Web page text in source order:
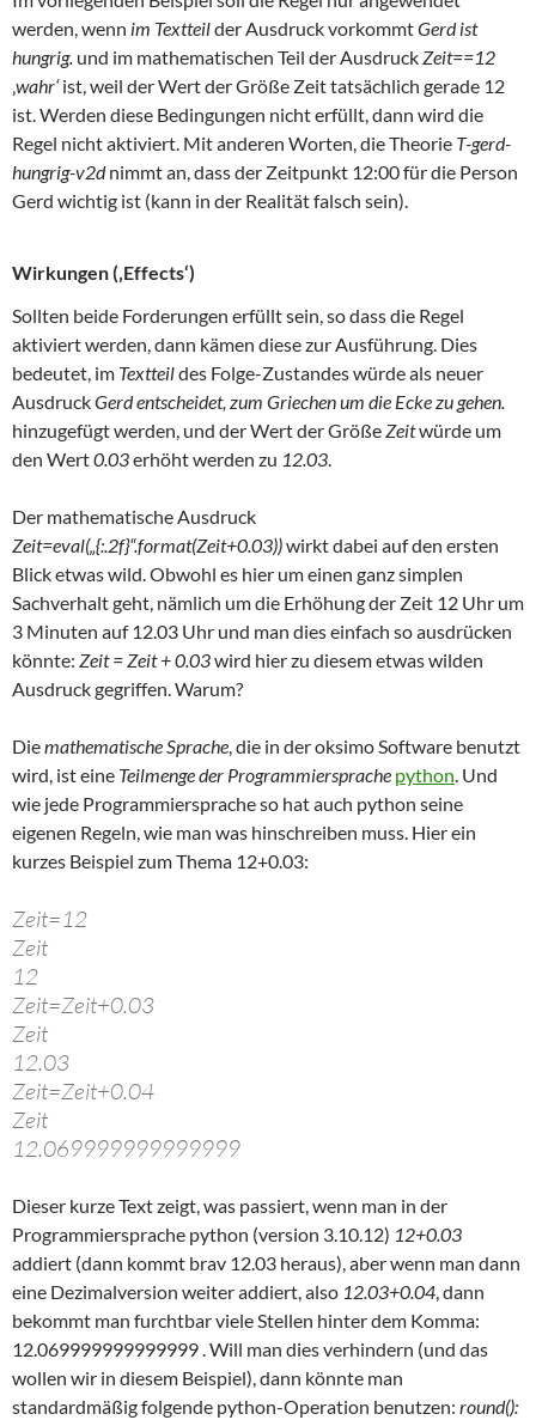
werden, wenn im Textteilder Ausdruck vorkommtGerd ist
hungrig. und im mathematischen Teil der AusdruckZeit==12
‚wahr‘ist, weil der Wert der Größe Zeit tatsächlich gerade 12
ist. Werden diese Bedingungen nicht erfüllt, dann wird die
Regel nicht aktiviert. Mit anderen Worten, die Theorie T-gerd-
hungrig-v2dnimmt an, dass der Zeitpunkt 12:00 für die Person
Gerd wichtig ist (kann in der Realität falsch sein).
Wirkungen (‚Effects‘)
Sollten beide Forderungen erfüllt sein, so dass die Regel
aktiviert werden, dann kämen diese zur Ausführung. Dies
bedeutet, im Textteildes Folge-Zustandes würde als neuer
AusdruckGerd entscheidet, zum Griechen um die Ecke zu gehen.
hinzugefügt werden, und der Wert der GrößeZeitwürde um
den Wert0.03erhöht werden zu 12.03.
Der mathematische Ausdruck
Zeit=eval(„{:.2f}“.format(Zeit+0.03))wirkt dabei auf den ersten
Blick etwas wild. Obwohl es hier um einen ganz simplen
Sachverhalt geht, nämlich um die Erhöhung der Zeit 12 Uhr um
3 Minuten auf 12.03 Uhr und man dies einfach so ausdrücken
könnte: Zeit = Zeit + 0.03wird hier zu diesem etwas wilden
Ausdruck gegriffen. Warum?
Diemathematische Sprache, die in der oksimo Software benutzt
wird, ist eine Teilmenge der Programmiersprache python. Und
wie jede Programmiersprache so hat auch python seine
eigenen Regeln, wie man was hinschreiben muss. Hier ein
kurzes Beispiel zum Thema 12+0.03:
Zeit=12
Zeit
12
Zeit=Zeit+0.03
Zeit
12.03
Zeit=Zeit+0.04
Zeit
12.069999999999999
Dieser kurze Text zeigt, was passiert, wenn man in der
Programmiersprache python (version 3.10.12) 12+0.03
addiert (dann kommt brav 12.03 heraus), aber wenn man dann
eine Dezimalversion weiter addiert, also 12.03+0.04, dann
bekommt man furchtbar viele Stellen hinter dem Komma:
12.069999999999999 . Will man dies verhindern (und das
wollen wir in diesem Beispiel), dann könnte man
standardmäßig folgende python-Operation benutzen: round():